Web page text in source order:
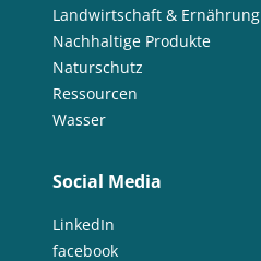
Landwirtschaft & Ernährung
Nachhaltige Produkte
Naturschutz
Ressourcen
Wasser
Social Media
LinkedIn
facebook